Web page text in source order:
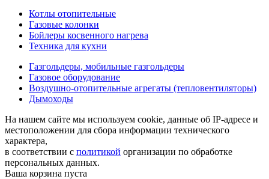
Котлы отопительные
Газовые колонки
Бойлеры косвенного нагрева
Техника для кухни
Газгольдеры, мобильные газгольдеры
Газовое оборудование
Воздушно-отопительные агрегаты (тепловентиляторы)
Дымоходы
На нашем сайте мы используем cookie, данные об IP-адресе и
местоположении для сбора информации технического
характера,
в соответствии с политикой организации по обработке
персональных данных.
Ваша корзина пуста